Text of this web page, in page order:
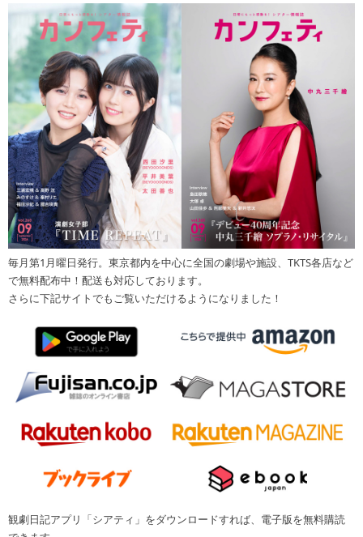
毎月第1月曜日発行。東京都内を中心に全国の劇場や施設、TKTS各店など
で無料配布中！配送も対応しております。
さらに下記サイトでもご覧いただけるようになりました！
観劇日記アプリ「シアティ」をダウンロードすれば、電子版を無料購読